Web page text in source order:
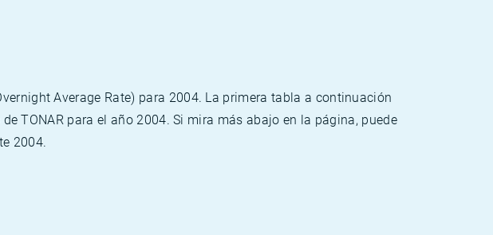
Average Rate) para 2004. La primera tabla a continuación
TONAR para el año 2004. Si mira más abajo en la página, puede
2004.